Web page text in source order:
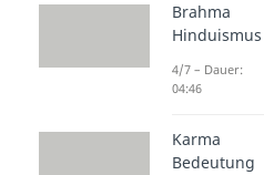
Brahma
Hinduismus
4/7 – Dauer:
04:46
Karma
Bedeutung